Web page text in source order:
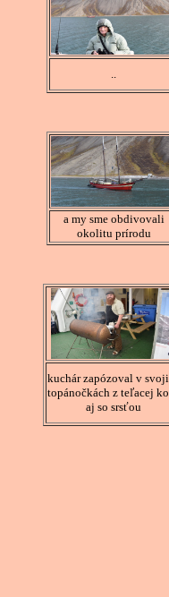
..
a my sme obdivovali
okolitu prírodu
kuchár zapózoval v
topánočkách z teľacej
aj so srsťou